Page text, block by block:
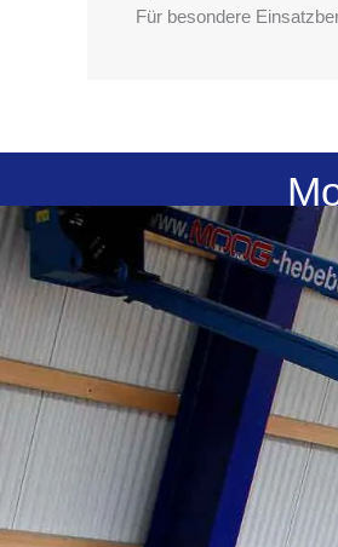
Für besondere